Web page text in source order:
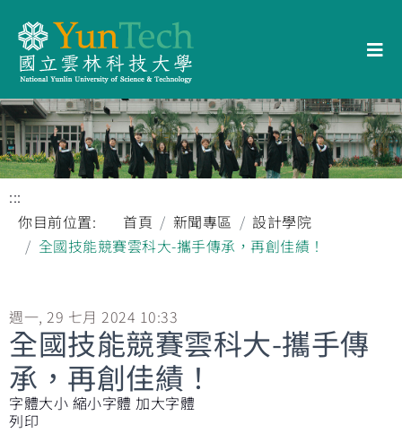
:::
你目前位置:
首頁 新聞專區
設計學院
全國技能競賽雲科大-攜手傳承，再創佳績！
週一, 29 七月 2024 10:33
全國技能競賽雲科大-攜手傳
承，再創佳績！
字體大小 縮小字體 加大字體
列印